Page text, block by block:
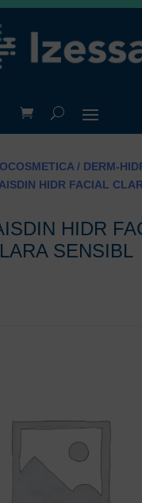
/ DERM-
HIDR FACIAL
HIDR
SENSIBL